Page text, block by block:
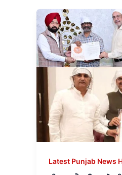
Latest Punjab News